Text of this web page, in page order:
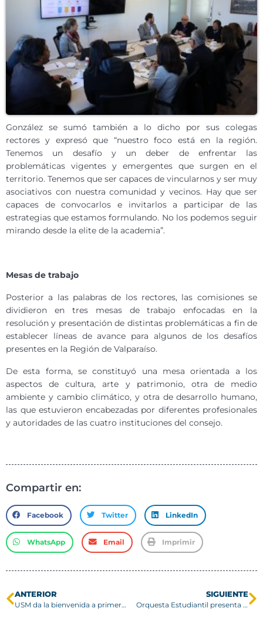
González se sumó también a lo dicho por sus colegas
rectores y expresó que “nuestro foco está en la región.
Tenemos un desafío y un deber de enfrentar las
problemáticas vigentes y emergentes que surgen en el
territorio. Tenemos que ser capaces de vincularnos y ser muy
asociativos con nuestra comunidad y vecinos. Hay que ser
capaces de convocarlos e invitarlos a participar de las
estrategias que estamos formulando. No los podemos seguir
mirando desde la elite de la academia”.
Mesas de trabajo
Posterior a las palabras de los rectores, las comisiones se
dividieron en tres mesas de trabajo enfocadas en la
resolución y presentación de distintas problemáticas a fin de
establecer líneas de avance para algunos de los desafíos
presentes en la Región de Valparaíso.
De esta forma, se constituyó una mesa orientada a los
aspectos de cultura, arte y patrimonio, otra de medio
ambiente y cambio climático, y otra de desarrollo humano,
las que estuvieron encabezadas por diferentes profesionales
y autoridades de las cuatro instituciones del consejo.
Compartir en:
Facebook Twitter LinkedIn
WhatsApp Email Imprimir
ANTERIOR
USM da la bienvenida a primeras académicas que ingresan a través de programa que promueve la equidad de género
SIGUIENTE
Orquesta Estudiantil presenta “Sinfonía de Los Tres Tiempos de América” de Luis Advis